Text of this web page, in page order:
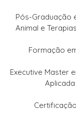
Pós-Graduação
Animal e
Formação
Executive Master
Aplicada